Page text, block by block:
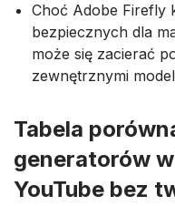
Choć Adobe Firefly
bezpiecznych dla
może się zacierać
zewnętrznymi
Tabela
generatorów
YouTube bez